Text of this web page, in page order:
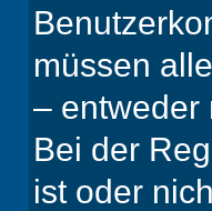
müssen
– entweder
Bei der
ist oder